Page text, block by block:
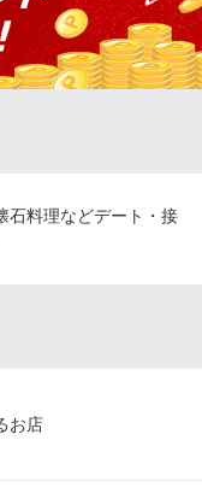
ります。是非一度私
石料理などデート・接
お店